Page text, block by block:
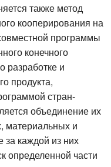
также метод
кооперирования на
программы
конечного
разработке и
продукта,
стран-
объединение их
материальных и
за каждой из них
определенной части